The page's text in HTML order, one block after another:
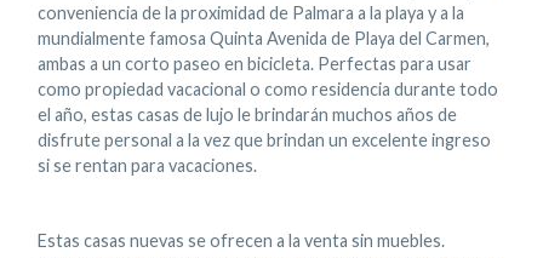
conveniencia de la proximidad de Palmara a la playa y a la
mundialmente famosa Quinta Avenida de Playa del Carmen,
ambas a un corto paseo en bicicleta. Perfectas para usar
como propiedad vacacional o como residencia durante todo
el año, estas casas de lujo le brindarán muchos años de
disfrute personal a la vez que brindan un excelente ingreso
si se rentan para vacaciones.
Estas casas nuevas se ofrecen a la venta sin muebles.